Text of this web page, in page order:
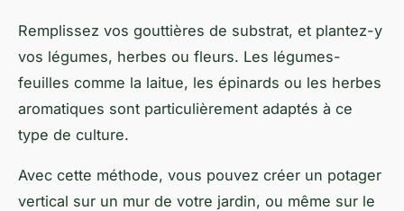
Remplissez vos gouttières de substrat, et plantez-y
vos légumes, herbes ou fleurs. Les légumes-
feuilles comme la laitue, les épinards ou les herbes
aromatiques sont particulièrement adaptés à ce
type de culture.
Avec cette méthode, vous pouvez créer un potager
vertical sur un mur de votre jardin, ou même sur le